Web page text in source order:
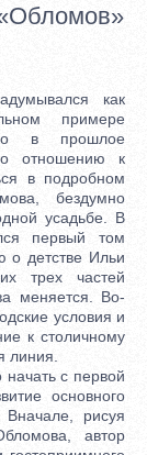
как
примере
в прошлое
отношению к
в подробном
бездумно
усадьбе. В
первый том
о детстве Ильи
трех частей
меняется. Во-
условия и
к столичному
линия.
с первой
основного
рисуя
автор